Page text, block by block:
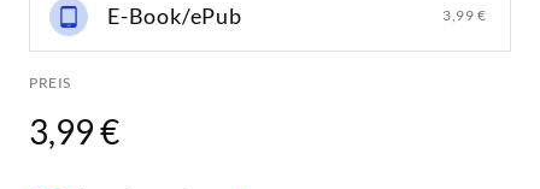
E-Book/ePub 3,99 €
PREIS
3,99 €